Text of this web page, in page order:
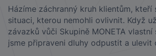
Házíme záchranný kruh klientům,
situaci, kterou nemohli ovlivnit. Když
závazků vůči Skupině MONETA vlastní
jsme připraveni dluhy odpustit a ulevit